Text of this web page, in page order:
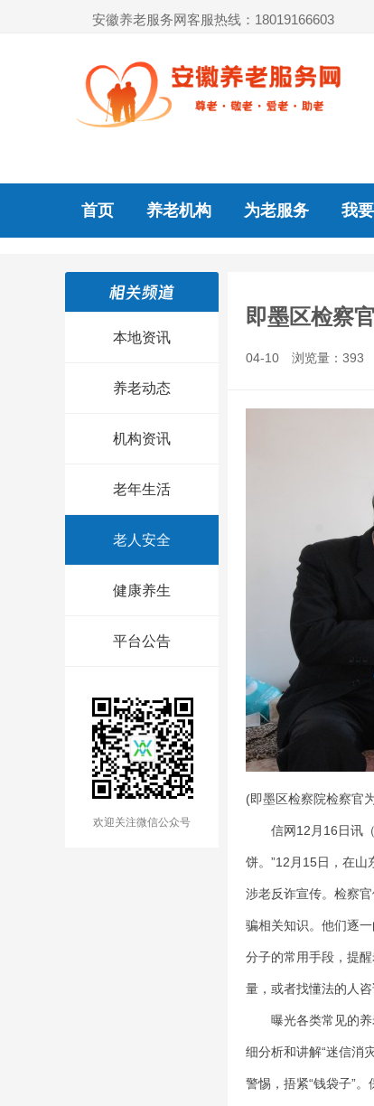
安徽养老服务网客服热线：18019166603
首页 养老机构 为老服务 我
本地资讯
养老动态
机构资讯
老年生活
老人安全
健康养生
平台公告
欢迎关注微信公众号
即墨区检察
04-10 浏览量：393
(即墨区检察院检察官
信网12月16日讯（
饼。”12月15日，在山
涉老反诈宣传。检察
骗相关知识。他们逐
分子的常用手段，提
量，或者找懂法的人咨
曝光各类常见的养
细分析和讲解“迷信消
警惕，捂紧“钱袋子”。